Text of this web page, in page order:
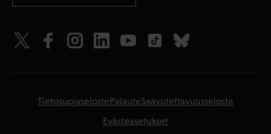
TietosuojaselostePalauteSaavutettavuusseloste
Evästeasetukset